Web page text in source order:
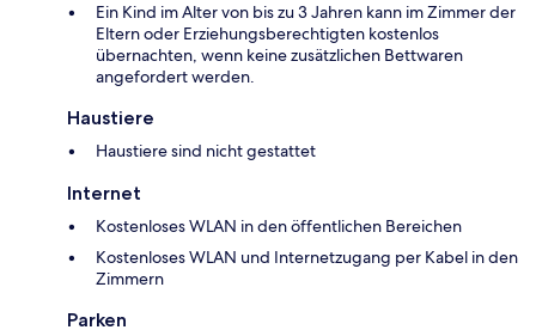
Ein Kind im Alter von bis zu 3 Jahren kann im Zimmer der
Eltern oder Erziehungsberechtigten kostenlos
übernachten, wenn keine zusätzlichen Bettwaren
angefordert werden.
Haustiere
Haustiere sind nicht gestattet
Internet
Kostenloses WLAN in den öffentlichen Bereichen
Kostenloses WLAN und Internetzugang per Kabel in den
Zimmern
Parken